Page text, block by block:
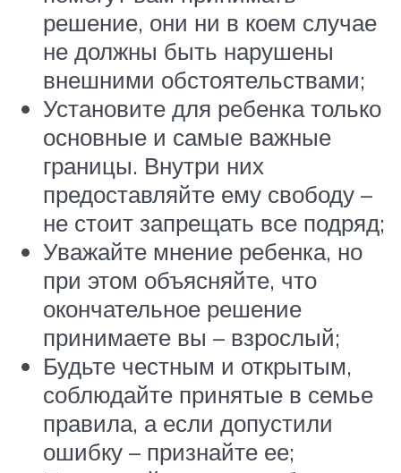
решение, они ни в коем случае
не должны быть нарушены
внешними обстоятельствами;
Установите для ребенка только
основные и самые важные
границы. Внутри них
предоставляйте ему свободу –
не стоит запрещать все подряд;
Уважайте мнение ребенка, но
при этом объясняйте, что
окончательное решение
принимаете вы – взрослый;
Будьте честным и открытым,
соблюдайте принятые в семье
правила, а если допустили
ошибку – признайте ее;